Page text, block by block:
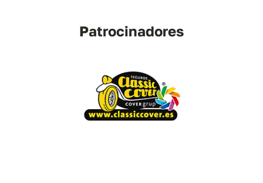
Patrocinadores